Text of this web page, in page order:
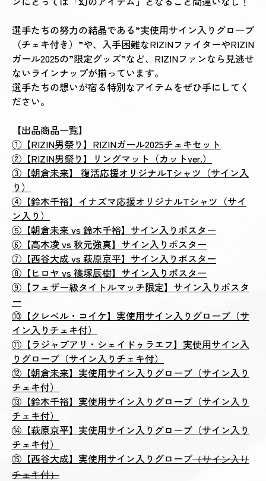
選手たちの努力の結晶である”実使用サイン入りグローブ
（チェキ付き）”や、入手困難なRIZINファイターやRIZIN
ガール2025の”限定グッズ”など、RIZINファンなら見逃せ
ないラインナップが揃っています。
選手たちの想いが宿る特別なアイテムをぜひ手にしてく
ださい。
【出品商品一覧】
①【RIZIN男祭り】RIZINガール2025チェキセット
②【RIZIN男祭り】リングマット（カットver.）
③【朝倉未来】 復活応援オリジナルTシャツ（サイン入
り）
④【鈴木千裕】イナズマ応援オリジナルTシャツ（サイ
ン入り）
⑤【朝倉未来 vs 鈴木千裕】サイン入りポスター
⑥【高木凌 vs 秋元強真】サイン入りポスター
⑦【西谷大成 vs 萩原京平】サイン入りポスター
⑧【ヒロヤ vs 篠塚辰樹】サイン入りポスター
⑨【フェザー級タイトルマッチ限定】サイン入りポスタ
ー
⑩【クレベル・コイケ】実使用サイン入りグローブ（サ
イン入りチェキ付）
⑪【ラジャブアリ・シェイドゥラエフ】実使用サイン入
りグローブ（サイン入りチェキ付）
⑫【朝倉未来】実使用サイン入りグローブ（サイン入り
チェキ付）
⑬【鈴木千裕】実使用サイン入りグローブ（サイン入り
チェキ付）
⑭【萩原京平】実使用サイン入りグローブ（サイン入り
チェキ付）
⑮【西谷大成】実使用サイン入りグローブ（サイン入り
チェキ付）